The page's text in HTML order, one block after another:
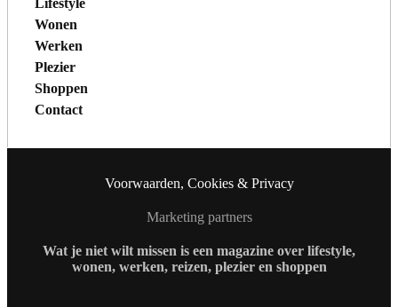
Lifestyle
Wonen
Werken
Plezier
Shoppen
Contact
Voorwaarden, Cookies & Privacy
Marketing partners
Wat je niet wilt missen is een magazine over lifestyle,
wonen, werken, reizen, plezier en shoppen